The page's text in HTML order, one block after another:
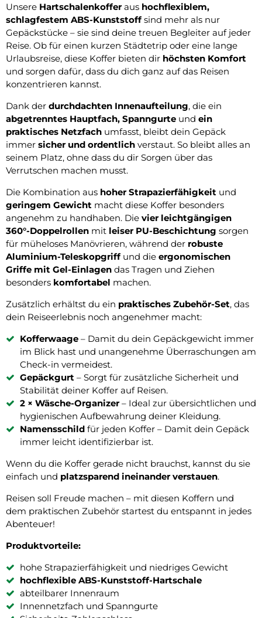
Unsere Hartschalenkofferaus hochflexiblem,
schlagfestem ABS-Kunststoffsind mehr als nur
Gepäckstücke – sie sind deine treuen Begleiter auf jeder
Reise. Ob für einen kurzen Städtetrip oder eine lange
Urlaubsreise, diese Koffer bieten dir höchsten Komfort
und sorgen dafür, dass du dich ganz auf das Reisen
konzentrieren kannst.
Dank der durchdachten Innenaufteilung, die ein
abgetrenntes Hauptfach, Spanngurte und ein
praktisches Netzfach umfasst, bleibt dein Gepäck
immer sicher und ordentlich verstaut. So bleibt alles an
seinem Platz, ohne dass du dir Sorgen über das
Verrutschen machen musst.
Die Kombination aus hoher Strapazierfähigkeit und
geringem Gewicht macht diese Koffer besonders
angenehm zu handhaben. Die vier leichtgängigen
360°-Doppelrollen mit leiser PU-Beschichtung sorgen
für müheloses Manövrieren, während der robuste
Aluminium-Teleskopgriffund die ergonomischen
Griffe mit Gel-Einlagen das Tragen und Ziehen
besonders komfortabel machen.
Zusätzlich erhältst du ein praktisches Zubehör-Set, das
dein Reiseerlebnis noch angenehmer macht:
Kofferwaage – Damit du dein Gepäckgewicht immer
im Blick hast und unangenehme Überraschungen am
Check-in vermeidest.
Gepäckgurt – Sorgt für zusätzliche Sicherheit und
Stabilität deiner Koffer auf Reisen.
2 × Wäsche-Organizer– Ideal zur übersichtlichen und
hygienischen Aufbewahrung deiner Kleidung.
Namensschild für jeden Koffer – Damit dein Gepäck
immer leicht identifizierbar ist.
Wenn du die Koffer gerade nicht brauchst, kannst du sie
einfach und platzsparend ineinander verstauen.
Reisen soll Freude machen – mit diesen Koffern und
dem praktischen Zubehör startest du entspannt in jedes
Abenteuer!
Produktvorteile:
hohe Strapazierfähigkeit und niedriges Gewicht
hochflexible ABS-Kunststoff-Hartschale
abteilbarer Innenraum
Innennetzfach und Spanngurte